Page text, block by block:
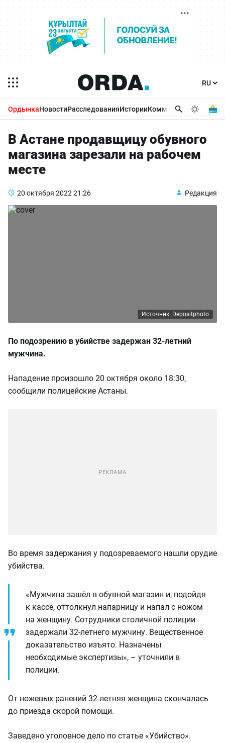
ОрдынкаНовостиРасследованияИсторииКомментарииБизнес
В Астане продавщицу обувного
магазина зарезали на рабочем
месте
20 октября 2022 21:26 Редакция
Источник: Depositphoto
По подозрению в убийстве задержан 32-летний
мужчина.
Нападение произошло 20 октября около 18:30,
сообщили полицейские Астаны.
Во время задержания у подозреваемого нашли орудие
убийства.
«Мужчина зашёл в обувной магазин и, подойдя
к кассе, оттолкнул напарницу и напал с ножом
на женщину. Сотрудники столичной полиции
задержали 32-летнего мужчину. Вещественное
доказательство изъято. Назначены
необходимые экспертизы», – уточнили в
полиции.
От ножевых ранений 32-летняя женщина скончалась
до приезда скорой помощи.
Заведено уголовное дело по статье «Убийство».